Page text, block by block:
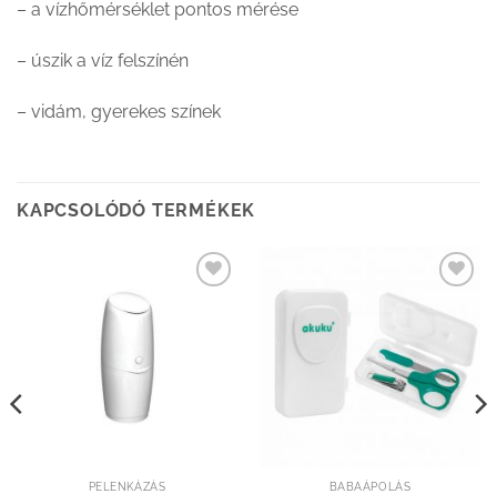
– a vízhőmérséklet pontos mérése
– úszik a víz felszínén
– vidám, gyerekes színek
KAPCSOLÓDÓ TERMÉKEK
Kedvenceimhez
PELENKÁZÁS
Kedvenceimhez
BABAÁPOLÁS